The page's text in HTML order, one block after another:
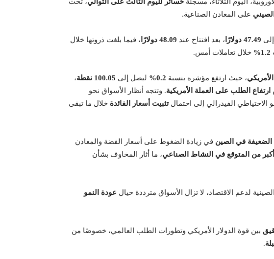
على المعادن الصناعية.
47.49 دولارًا ، بعد افتتاح عند 48.09 دولارًا
، فيما بلغت ذروتها خلال
1.2% خلال تعاملات أمس.
، حيث ارتفع مؤشره بنسبة 0.2% ليصل إلى 100.05 نقطة
،
ارتفاع الطلب على العملة الأمريكية. وتتجه أنظار الأسواق نحو
الاحتياطي الفيدرالي إلى احتمالتثبيت أسعار الفائدة خلال ما تبقى
الضعيفة في الصين في زيادة الضغوط على أسعار الفضة والمعادن
أكبر من المتوقع في النشاط الصناعي، ما أثار المخاوف بشأن
لدعم الاقتصاد، لا تزال الأسواق مترددة حيال عودة النمو
بين قوة الدولار الأمريكي وتطورات الطلب العالمي، خصوصًا من
.